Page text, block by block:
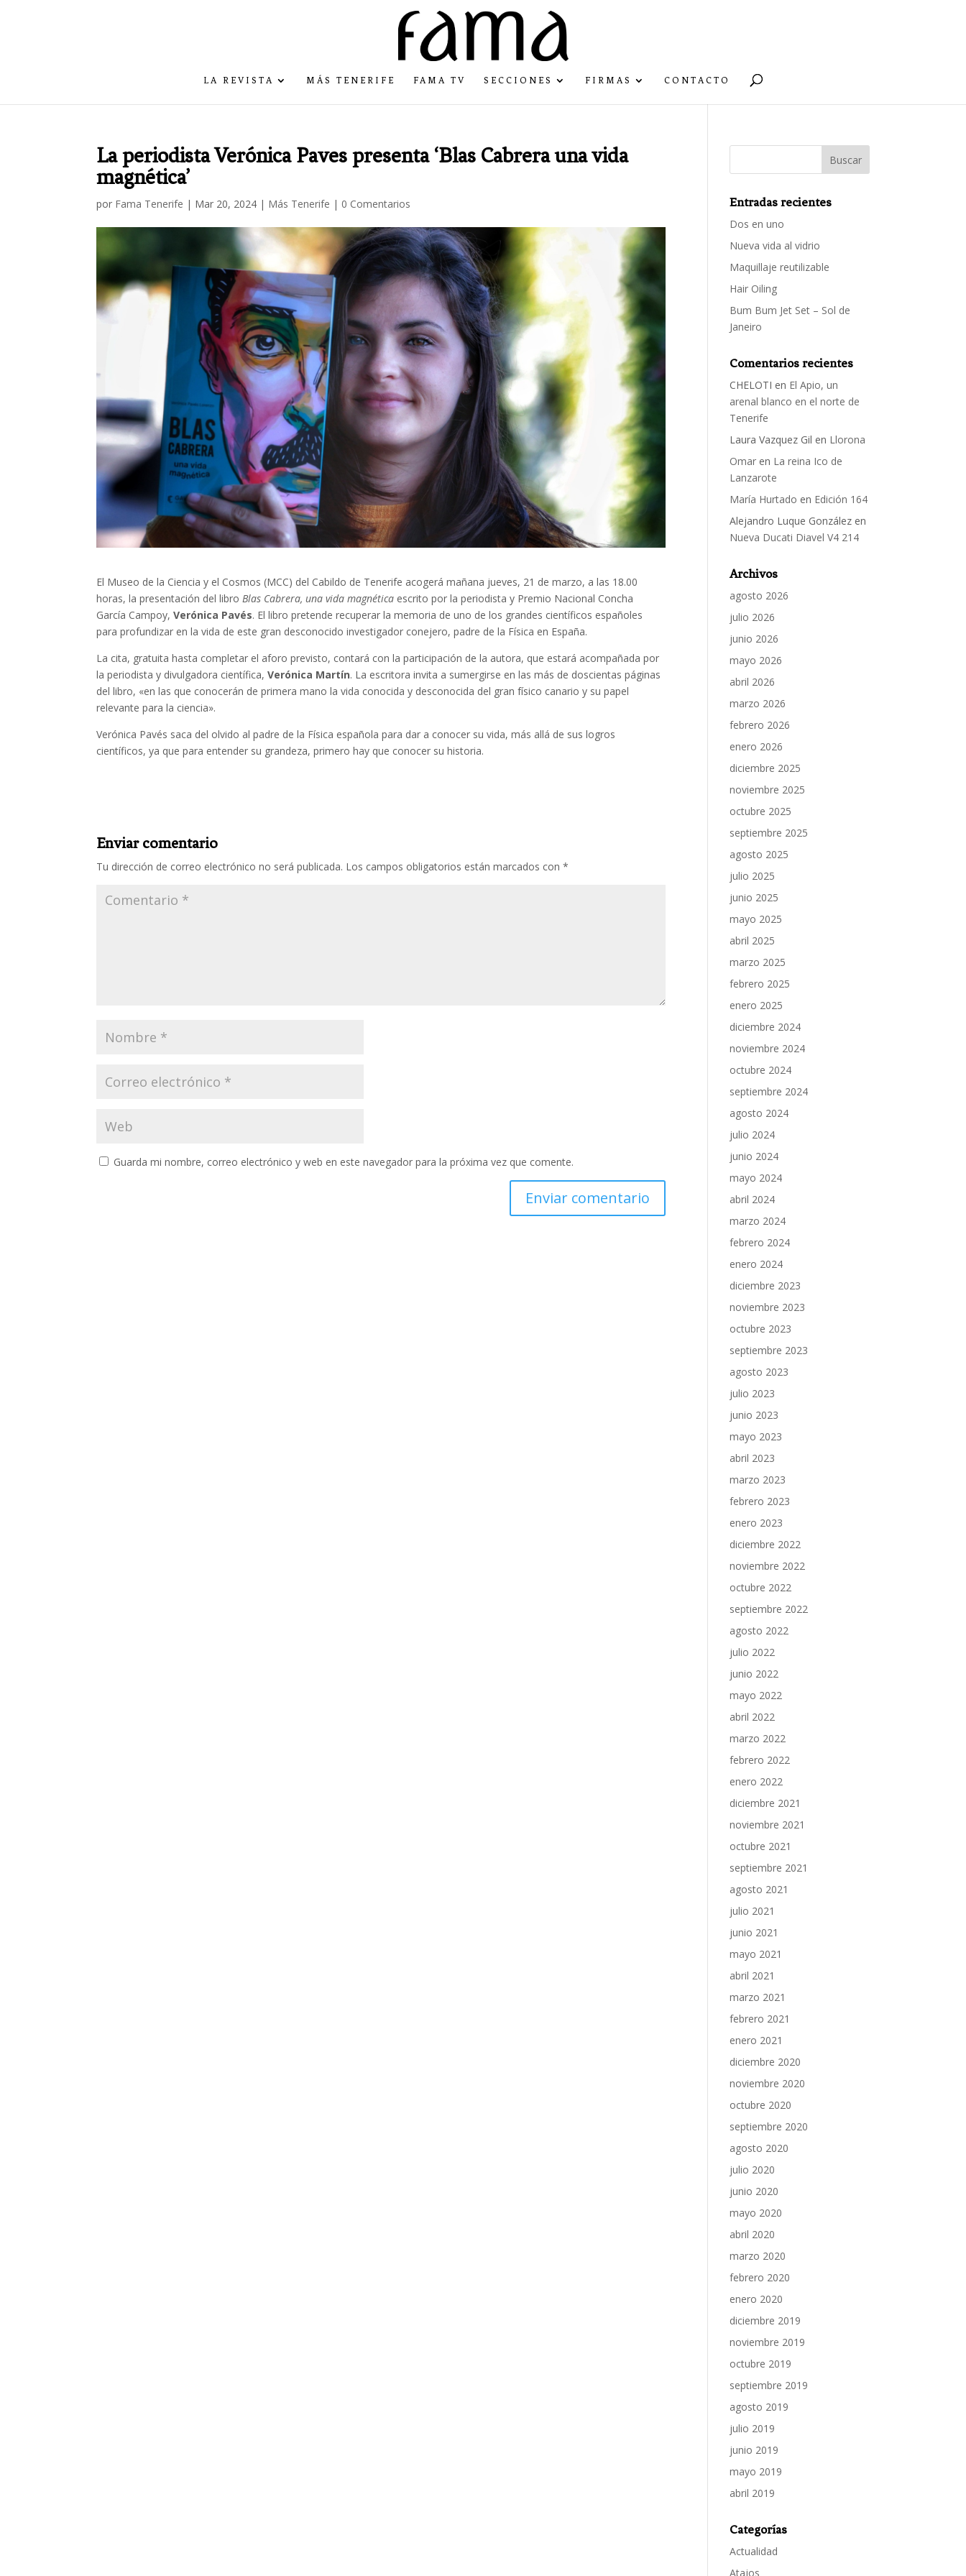
LA REVISTA MÁS TENERIFE FAMA TV SECCIONES FIRMAS CONTACTO
La periodista Verónica Paves presenta ‘Blas Cabrera una vida
magnética’
por Fama Tenerife | Mar 20, 2024 | Más Tenerife | 0 Comentarios
El Museo de la Ciencia y el Cosmos (MCC) del Cabildo de Tenerife acogerá mañana jueves, 21 de marzo, a las 18.00
horas, la presentación del libroBlas Cabrera, una vida magnética escrito por la periodista y Premio Nacional Concha
García Campoy,Verónica Pavés. El libro pretende recuperar la memoria de uno de los grandes científicos españoles
para profundizar en la vida de este gran desconocido investigador conejero, padre de la Física en España.
La cita, gratuita hasta completar el aforo previsto, contará con la participación de la autora, que estará acompañada por
la periodista y divulgadora científica,Verónica Martín. La escritora invita a sumergirse en las más de doscientas páginas
del libro, «en las que conocerán de primera mano la vida conocida y desconocida del gran físico canario y su papel
relevante para la ciencia».
Verónica Pavés saca del olvido al padre de la Física española para dar a conocer su vida, más allá de sus logros
científicos, ya que para entender su grandeza, primero hay que conocer su historia.
Enviar comentario
Tu dirección de correo electrónico no será publicada. Los campos obligatorios están marcados con*
Guarda mi nombre, correo electrónico y web en este navegador para la próxima vez que comente.
Entradas recientes
Dos en uno
Nueva vida al vidrio
Maquillaje reutilizable
Hair Oiling
Bum Bum Jet Set – Sol de
Janeiro
Comentarios recientes
CHELOTI en El Apio, un
arenal blanco en el norte de
Tenerife
Laura Vazquez Gil en Llorona
Omar en La reina Ico de
Lanzarote
María Hurtado en Edición 164
Alejandro Luque González en
Nueva Ducati Diavel V4 214
Archivos
agosto 2026
julio 2026
junio 2026
mayo 2026
abril 2026
marzo 2026
febrero 2026
enero 2026
diciembre 2025
noviembre 2025
octubre 2025
septiembre 2025
agosto 2025
julio 2025
junio 2025
mayo 2025
abril 2025
marzo 2025
febrero 2025
enero 2025
diciembre 2024
noviembre 2024
octubre 2024
septiembre 2024
agosto 2024
julio 2024
junio 2024
mayo 2024
abril 2024
marzo 2024
febrero 2024
enero 2024
diciembre 2023
noviembre 2023
octubre 2023
septiembre 2023
agosto 2023
julio 2023
junio 2023
mayo 2023
abril 2023
marzo 2023
febrero 2023
enero 2023
diciembre 2022
noviembre 2022
octubre 2022
septiembre 2022
agosto 2022
julio 2022
junio 2022
mayo 2022
abril 2022
marzo 2022
febrero 2022
enero 2022
diciembre 2021
noviembre 2021
octubre 2021
septiembre 2021
agosto 2021
julio 2021
junio 2021
mayo 2021
abril 2021
marzo 2021
febrero 2021
enero 2021
diciembre 2020
noviembre 2020
octubre 2020
septiembre 2020
agosto 2020
julio 2020
junio 2020
mayo 2020
abril 2020
marzo 2020
febrero 2020
enero 2020
diciembre 2019
noviembre 2019
octubre 2019
septiembre 2019
agosto 2019
julio 2019
junio 2019
mayo 2019
abril 2019
Categorías
Actualidad
Atajos